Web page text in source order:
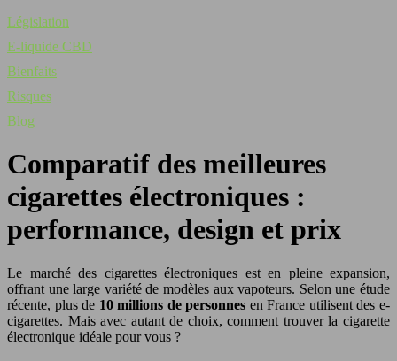
Législation
E-liquide CBD
Bienfaits
Risques
Blog
Comparatif des meilleures
cigarettes électroniques :
performance, design et prix
Le marché des cigarettes électroniques est en pleine expansion,
offrant une large variété de modèles aux vapoteurs. Selon une étude
récente, plus de 10 millions de personnes en France utilisent des e-
cigarettes. Mais avec autant de choix, comment trouver la cigarette
électronique idéale pour vous ?